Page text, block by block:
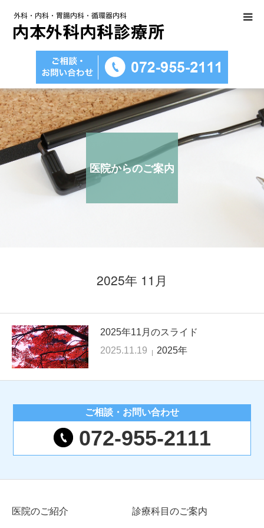
医院からのご案内
2025年 11月
2025年11月のスライド
2025.11.19
2025年
ご相談・ お問い合わせ
072-955-2111
医院のご紹介 診療科目のご案内
医院のご紹介
診療科目のご案内
医療設備
内視鏡検査について
アクセス